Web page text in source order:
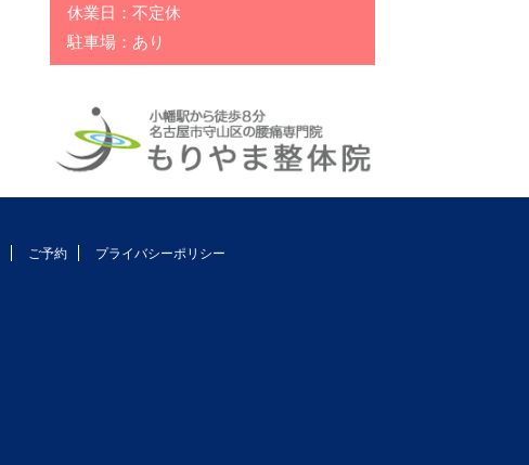
休業日：不定休
駐車場：あり
ご予約 プライバシーポリシー